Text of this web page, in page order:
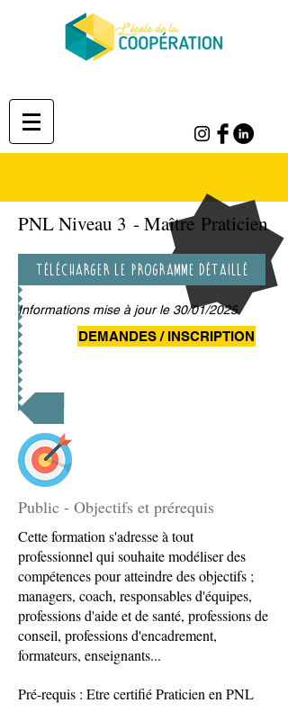
PNL Niveau 3 - Maître Praticien
Télécharger le programme détaillé
Informations mise à jour le 30/01/2025
DEMANDES / INSCRIPTION
Public - Objectifs et prérequis
Cette formation s'adresse à tout
professionnel qui souhaite modéliser des
compétences pour atteindre des objectifs ;
managers, coach, responsables d'équipes,
professions d'aide et de santé, professions de
conseil, professions d'encadrement,
formateurs, enseignants...
Pré-requis : Etre certifié Praticien en PNL